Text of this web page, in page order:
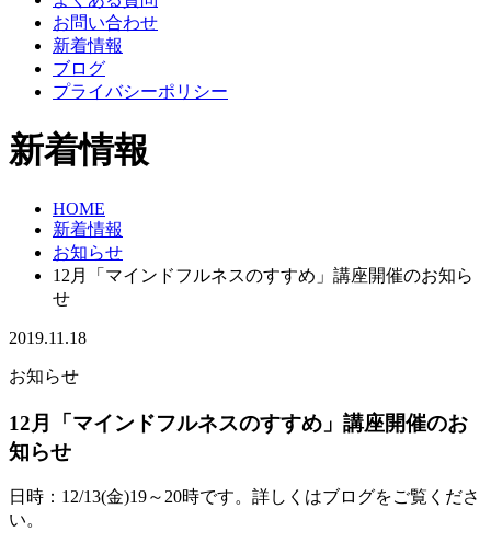
お問い合わせ
新着情報
ブログ
プライバシーポリシー
新着情報
HOME
新着情報
お知らせ
12月「マインドフルネスのすすめ」講座開催のお知ら
せ
2019.11.18
お知らせ
12月「マインドフルネスのすすめ」講座開催のお
知らせ
日時：12/13(金)19～20時です。詳しくはブログをご覧くださ
い。